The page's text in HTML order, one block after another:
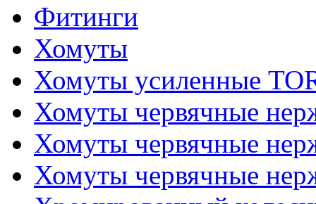
Фитинги
Хомуты
Хомуты усиленные
Хомуты червячные
Хомуты червячные
Хомуты червячные